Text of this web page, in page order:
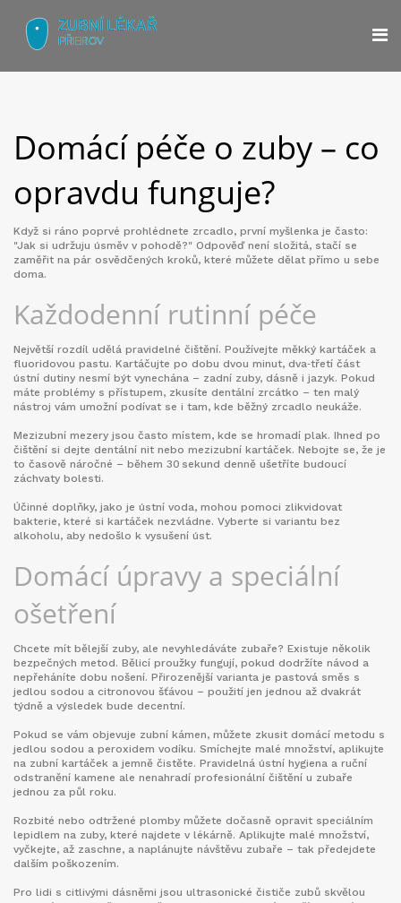
Domácí péče o zuby – co
opravdu funguje?
Když si ráno poprvé prohlédnete zrcadlo, první myšlenka je často:
"Jak si udržuju úsměv v pohodě?" Odpověď není složitá, stačí se
zaměřit na pár osvědčených kroků, které můžete dělat přímo u sebe
doma.
Každodenní rutinní péče
Největší rozdíl udělá pravidelné čištění. Používejte měkký kartáček a
fluoridovou pastu. Kartáčujte po dobu dvou minut, dva‑třetí část
ústní dutiny nesmí být vynechána – zadní zuby, dásně i jazyk. Pokud
máte problémy s přístupem, zkusíte dentální zrcátko – ten malý
nástroj vám umožní podívat se i tam, kde běžný zrcadlo neukáže.
Mezizubní mezery jsou často místem, kde se hromadí plak. Ihned po
čištění si dejte dentální nit nebo mezizubní kartáček. Nebojte se, že je
to časově náročné – během 30 sekund denně ušetříte budoucí
záchvaty bolesti.
Účinné doplňky, jako je ústní voda, mohou pomoci zlikvidovat
bakterie, které si kartáček nezvládne. Vyberte si variantu bez
alkoholu, aby nedošlo k vysušení úst.
Domácí úpravy a speciální
ošetření
Chcete mít bělejší zuby, ale nevyhledáváte zubaře? Existuje několik
bezpečných metod. Bělicí proužky fungují, pokud dodržíte návod a
nepřeháníte dobu nošení. Přirozenější varianta je pastová směs s
jedlou sodou a citronovou šťávou – použití jen jednou až dvakrát
týdně a výsledek bude decentní.
Pokud se vám objevuje zubní kámen, můžete zkusit domácí metodu s
jedlou sodou a peroxidem vodíku. Smíchejte malé množství, aplikujte
na zubní kartáček a jemně čistěte. Pravidelná ústní hygiena a ruční
odstranění kamene ale nenahradí profesionální čištění u zubaře
jednou za půl roku.
Rozbité nebo odtržené plomby můžete dočasně opravit speciálním
lepidlem na zuby, které najdete v lékárně. Aplikujte malé množství,
vyčkejte, až zaschne, a naplánujte návštěvu zubaře – tak předejdete
dalším poškozením.
Pro lidi s citlivými dásněmi jsou ultrasonické čističe zubů skvělou